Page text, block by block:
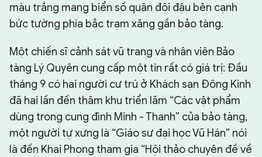
màu trắng mang biển số quân đội đậu bên cạnh
bức tường phía bắc trạm xăng gần bảo tàng.
Một chiến sĩ cảnh sát vũ trang và nhân viên Bảo
tàng Lý Quyên cung cấp một tin rất có giá trị: Đầu
tháng 9 có hai người cư trú ở Khách sạn Đông Kinh
đã hai lần đến thăm khu triển lãm “Các vật phẩm
dùng trong cung đình Minh - Thanh” của bảo tàng,
một người tự xưng là “Giáo sư đại học Vũ Hán” nói
là đến Khai Phong tham gia “Hội thảo chuyên đề về